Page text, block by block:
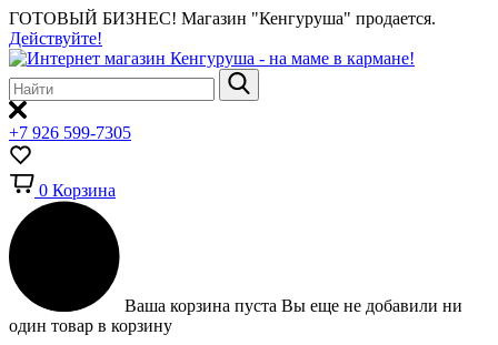
ГОТОВЫЙ БИЗНЕС! Магазин "Кенгуруша" продается.
Действуйте!
+7 926 599-7305
0 Корзина
Ваша корзина пуста Вы еще не добавили ни
один товар в корзину